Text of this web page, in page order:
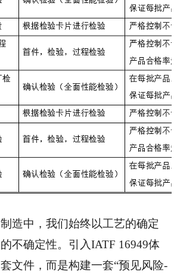
造中，我们始终以工艺的确定
不确定性。引入IATF 16949体
文件，而是构建一套“预见风险-